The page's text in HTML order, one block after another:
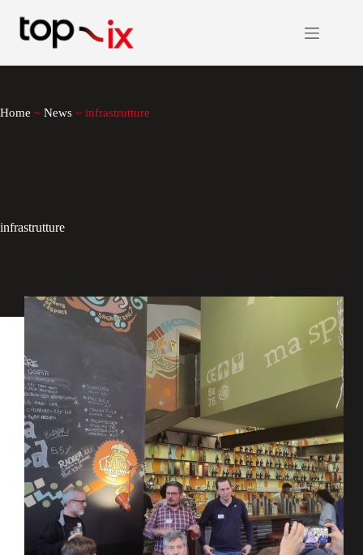
contenuto
Home ~ News ~ infrastrutture
infrastrutture